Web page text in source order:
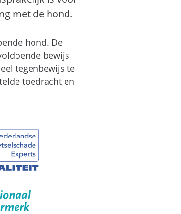
met de hond.
hond. De
bewijs
tegenbewijs te
toedracht en